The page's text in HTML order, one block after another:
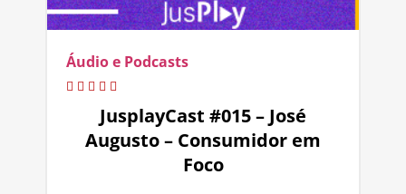
Áudio e Podcasts
JusplayCast #015 – José
Augusto – Consumidor em
Foco